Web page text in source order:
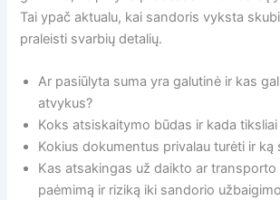
Tai ypač aktualu, kai sandoris vyksta
praleisti svarbių detalių.
Ar pasiūlyta suma yra galutinė ir kas
atvykus?
Koks atsiskaitymo būdas ir kada
Kokius dokumentus privalau turėti ir ką
Kas atsakingas už daikto ar transporto
paėmimą ir riziką iki sandorio